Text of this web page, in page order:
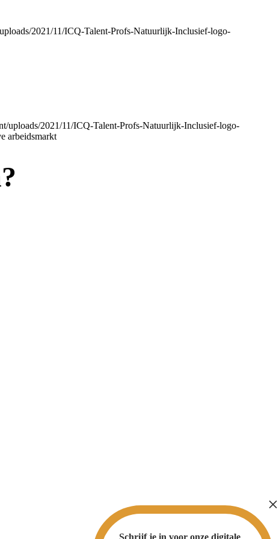
2021/11/ICQ-Talent-Profs-Natuurlijk-Inclusief-logo-
uploads/2021/11/ICQ-Talent-Profs-Natuurlijk-Inclusief-logo-
arbeidsmarkt
Schrijf je in voor onze digitale